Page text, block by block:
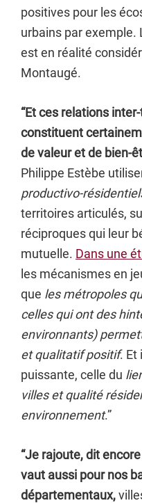
positives pour les
urbains par exemple.
est en réalité
Montaugé.
“Et ces relations
constituent
de valeur et de bien-
Philippe Estèbe
productivo-
territoires articulés,
réciproques qui leur
mutuelle. Dans une
les mécanismes en
que les métropoles
celles qui ont des
environnants)
et qualitatif positif. Et
puissante, celle du
villes et qualité
environnement.”
“Je rajoute, dit
vaut aussi pour nos
départementaux,